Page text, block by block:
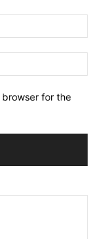
browser for the